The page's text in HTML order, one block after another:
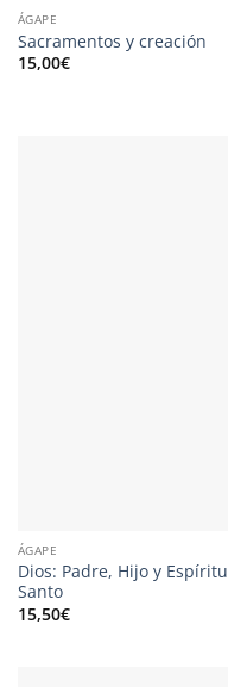
ÁGAPE
Sacramentos y creación
15,00€
ÁGAPE
Dios: Padre, Hijo y Espíritu
Santo
15,50€